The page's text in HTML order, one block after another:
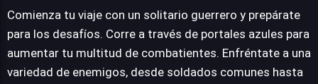
desde simples soldados hasta imponentes guerreros y
jefes colosales que pondrán a prueba tus reflejos y tu
planificación táctica. Navegar por los intrincados
caminos, reaccionar con rapidez y aprovechar las
Comienza tu viaje con un solitario guerrero y prepárate
para los desafíos. Corre a través de portales azules para
aumentar tu multitud de combatientes. Enfréntate a una
variedad de enemigos, desde soldados comunes hasta